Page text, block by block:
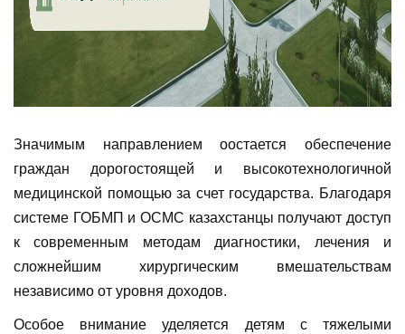
Значимым направлением оостается обеспечение
граждан дорогостоящей и высокотехнологичной
медицинской помощью за счет государства. Благодаря
системе ГОБМП и ОСМС казахстанцы получают доступ
к современным методам диагностики, лечения и
сложнейшим хирургическим вмешательствам
независимо от уровня доходов.
Особое внимание уделяется детям с тяжелыми